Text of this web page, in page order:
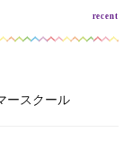
ースクール